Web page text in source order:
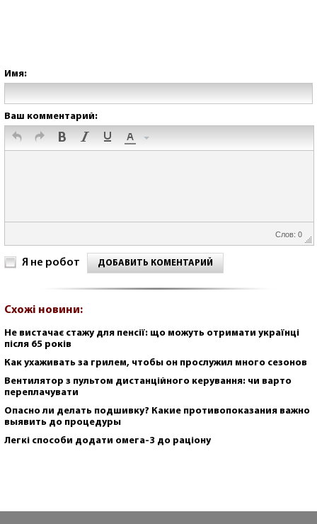
Имя:
Ваш комментарий:
Слов: 0
Я не робот ДОБАВИТЬ КОМЕНТАРИЙ
Схожі новини:
Не вистачає стажу для пенсії: що можуть отримати українці
після 65 років
Как ухаживать за грилем, чтобы он прослужил много сезонов
Вентилятор з пультом дистанційного керування: чи варто
переплачувати
Опасно ли делать подшивку? Какие противопоказания важно
выявить до процедуры
Легкі способи додати омега-3 до раціону